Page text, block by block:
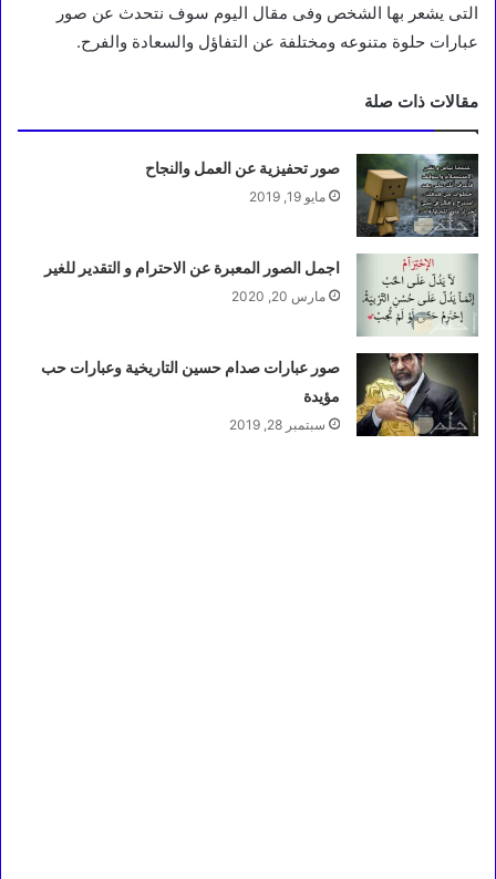
التى يشعر بها الشخص وفى مقال اليوم سوف نتحدث عن صور
عبارات حلوة متنوعه ومختلفة عن التفاؤل والسعادة والفرح.
مقالات ذات صلة
صور تحفيزية عن العمل والنجاح
مايو 19, 2019
اجمل الصور المعبرة عن الاحترام و التقدير للغير
مارس 20, 2020
صور عبارات صدام حسين التاريخية وعبارات حب
مؤيدة
سبتمبر 28, 2019